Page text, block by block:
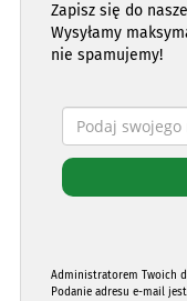
Zapisz się do
Wysyłamy
nie spamujemy!
Administratorem Twoich
Podanie adresu e-mail